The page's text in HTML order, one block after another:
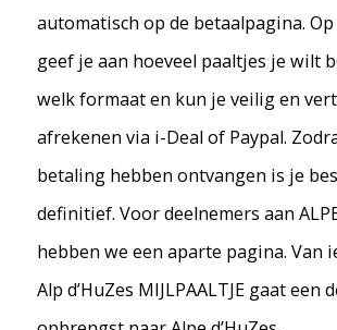
automatisch op de betaalpagina.
geef je aan hoeveel paaltjes je wilt
welk formaat en kun je veilig en
afrekenen via i-Deal of Paypal.
betaling hebben ontvangen is je
definitief. Voor deelnemers aan ALPE
hebben we een aparte pagina. Van
Alp d’HuZes MIJLPAALTJE gaat een